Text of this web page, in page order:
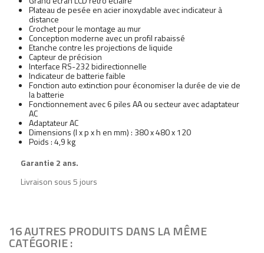
Plateau de pesée en acier inoxydable avec indicateur à
distance
Crochet pour le montage au mur
Conception moderne avec un profil rabaissé
Etanche contre les projections de liquide
Capteur de précision
Interface RS-232 bidirectionnelle
Indicateur de batterie faible
Fonction auto extinction pour économiser la durée de vie de
la batterie
Fonctionnement avec 6 piles AA ou secteur avec adaptateur
AC
Adaptateur AC
Dimensions (l x p x h en mm) : 380 x 480 x 120
Poids : 4,9 kg
Garantie 2 ans.
Livraison sous 5 jours
16 AUTRES PRODUITS DANS LA MÊME
CATÉGORIE :